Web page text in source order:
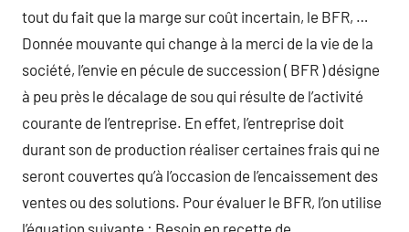
tout du fait que la marge sur coût incertain, le BFR, …
Donnée mouvante qui change à la merci de la vie de la
société, l’envie en pécule de succession ( BFR ) désigne
à peu près le décalage de sou qui résulte de l’activité
courante de l’entreprise. En effet, l’entreprise doit
durant son de production réaliser certaines frais qui ne
seront couvertes qu’à l’occasion de l’encaissement des
ventes ou des solutions. Pour évaluer le BFR, l’on utilise
l’équation suivante : Besoin en recette de